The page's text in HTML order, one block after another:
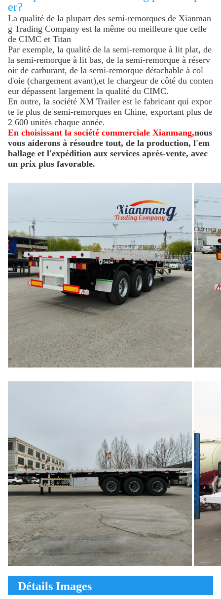
er?
La qualité de la plupart des semi-remorques de Xianman
g Trading Company est la même ou meilleure que celle
de CIMC et Titan
Par exemple, la qualité de la semi-remorque à lit plat, de
la semi-remorque à lit bas, de la semi-remorque à réserv
oir de carburant, de la semi-remorque détachable à col
d'oie (chargement avant),et le chargeur de côté du conten
eur dépassent largement la qualité du CIMC.
En outre, la société XM Trailer est le fabricant qui expor
te le plus de semi-remorques en Chine, exportant plus de
2 600 unités chaque année.
En choisissant la société commerciale Xianmang,nous
vous aiderons à résoudre tout, de la production, l'em
ballage et l'expédition aux services après-vente, avec
un prix plus favorable.
Détails Images